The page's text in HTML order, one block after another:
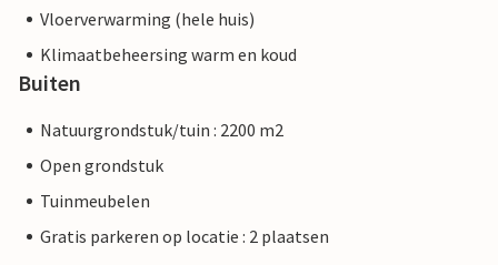
Vloerverwarming (hele huis)
Klimaatbeheersing warm en koud
Buiten
Natuurgrondstuk/tuin : 2200 m2
Open grondstuk
Tuinmeubelen
Gratis parkeren op locatie : 2 plaatsen